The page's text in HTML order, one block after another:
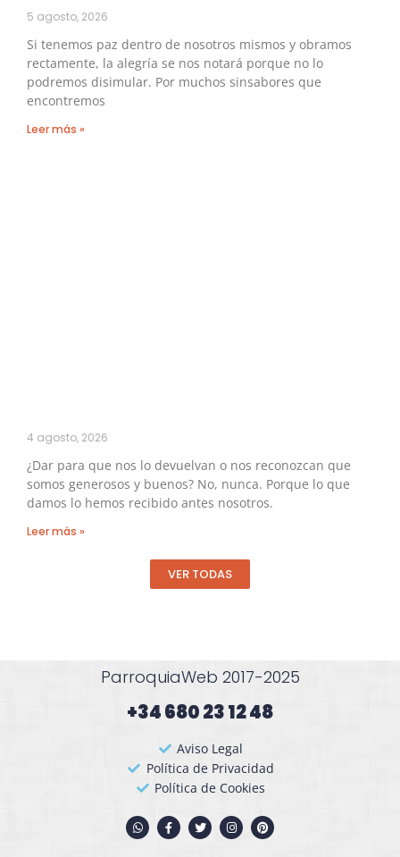
5 agosto, 2026
Si tenemos paz dentro de nosotros mismos y obramos
rectamente, la alegría se nos notará porque no lo
podremos disimular. Por muchos sinsabores que
encontremos
Leer más »
4 agosto, 2026
¿Dar para que nos lo devuelvan o nos reconozcan que
somos generosos y buenos? No, nunca. Porque lo que
damos lo hemos recibido antes nosotros.
Leer más »
VER TODAS
ParroquiaWeb 2017-2025
+34 680 23 12 48​
Aviso Legal
Política de Privacidad
Política de Cookies
W
h
a
F
a
c
T
w
i
I
n
s
P
i
n